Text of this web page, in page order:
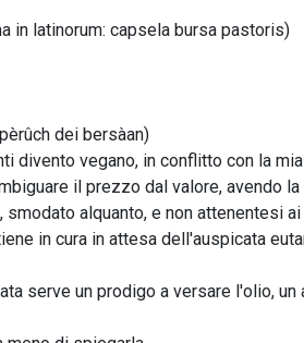
in latinorum: capsela bursa pastoris)
dei bersàan)
divento vegano, in conflitto con la
il prezzo dal valore, avendo
alquanto, e non attenentesi
in cura in attesa dell'auspicata
serve un prodigo a versare l'olio,